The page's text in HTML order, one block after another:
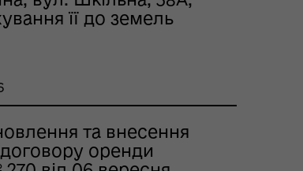
її до земель
та внесення
оренди